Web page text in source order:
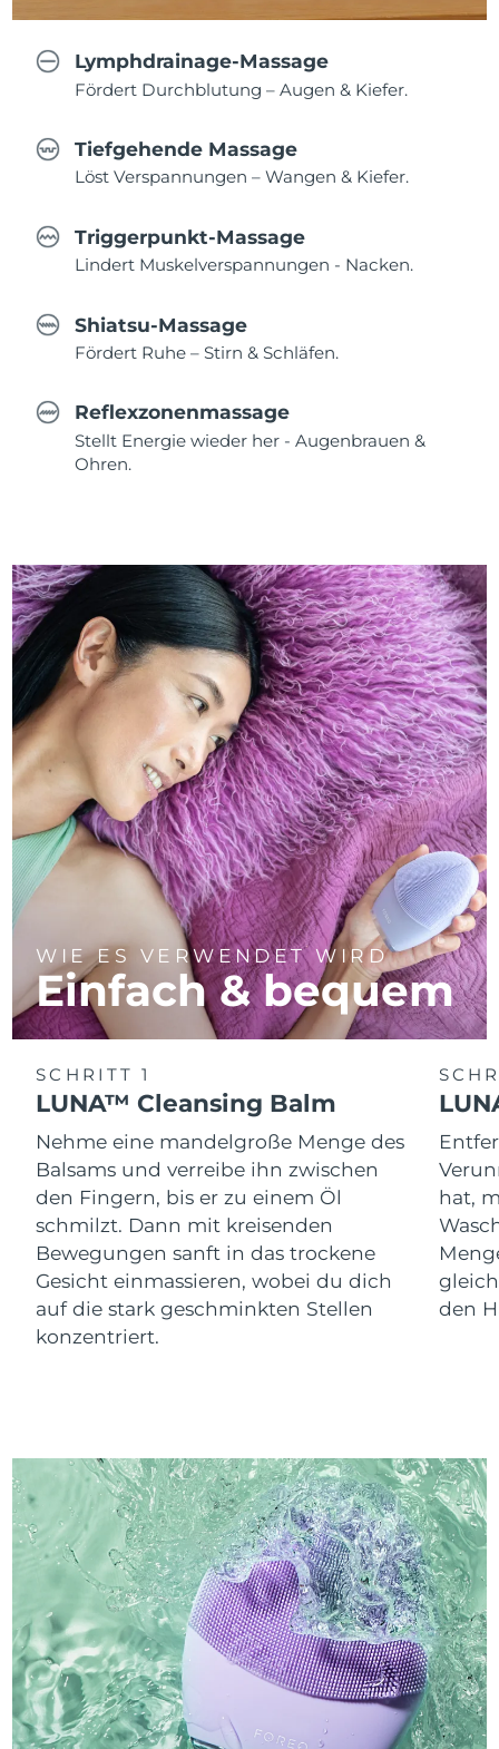
Lymphdrainage-Massage
Fördert Durchblutung – Augen & Kiefer.
Tiefgehende Massage
Löst Verspannungen – Wangen & Kiefer.
Triggerpunkt-Massage
Lindert Muskelverspannungen - Nacken.
Shiatsu-Massage
Fördert Ruhe – Stirn & Schläfen.
Reflexzonenmassage
Stellt Energie wieder her - Augenbrauen &
Ohren.
WIE ES VERWENDET WIRD
Einfach & bequem
SCHRITT 1
LUNA™ Cleansing Balm
Nehme eine mandelgroße Menge des
Balsams und verreibe ihn zwischen
den Fingern, bis er zu einem Öl
schmilzt. Dann mit kreisenden
Bewegungen sanft in das trockene
Gesicht einmassieren, wobei du dich
auf die stark geschminkten Stellen
konzentriert.
hat,
den